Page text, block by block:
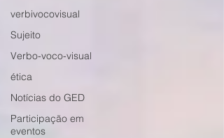
verbivocovisual
Sujeito
Verbo-voco-visual
ética
Notícias do GED
Participação em
eventos